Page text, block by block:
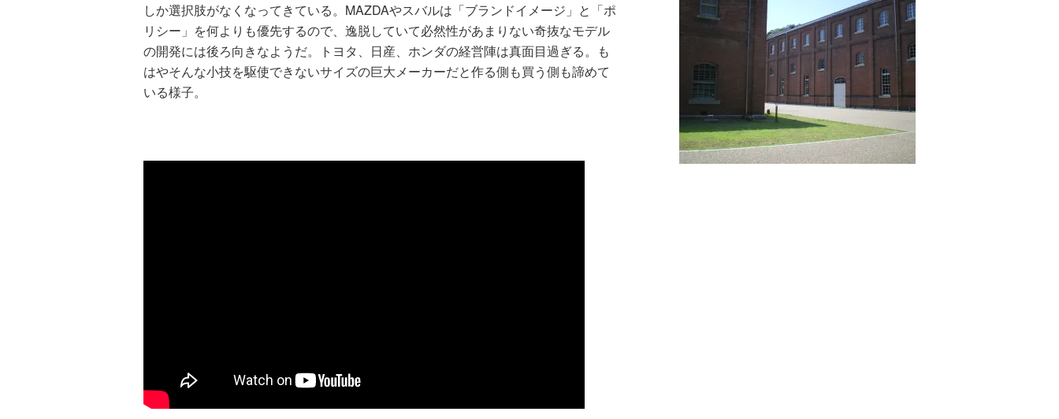
しか選択肢がなくなってきている。MAZDAやスバルは「ブランドイメージ」と「ポ
リシー」を何よりも優先するので、逸脱していて必然性があまりない奇抜なモデル
の開発には後ろ向きなようだ。トヨタ、日産、ホンダの経営陣は真面目過ぎる。も
はやそんな小技を駆使できないサイズの巨大メーカーだと作る側も買う側も諦めて
いる様子。